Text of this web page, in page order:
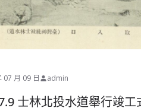
07 月 09 日 admin
士林北投水道舉行竣工